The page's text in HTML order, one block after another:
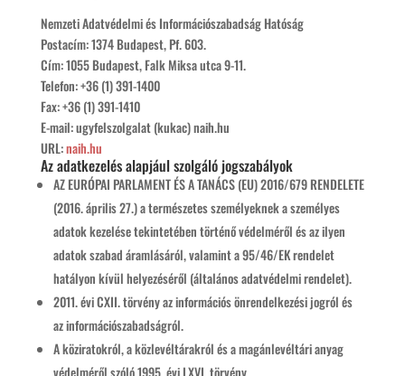
Nemzeti Adatvédelmi és Információszabadság Hatóság
Postacím: 1374 Budapest, Pf. 603.
Cím: 1055 Budapest, Falk Miksa utca 9-11.
Telefon: +36 (1) 391-1400
Fax: +36 (1) 391-1410
E-mail: ugyfelszolgalat (kukac) naih.hu
URL:naih.hu
Az adatkezelés alapjául szolgáló jogszabályok
AZ EURÓPAI PARLAMENT ÉS A TANÁCS (EU) 2016/679 RENDELETE
(2016. április 27.) a természetes személyeknek a személyes
adatok kezelése tekintetében történő védelméről és az ilyen
adatok szabad áramlásáról, valamint a 95/46/EK rendelet
hatályon kívül helyezéséről (általános adatvédelmi rendelet).
2011. évi CXII. törvény az információs önrendelkezési jogról és
az információszabadságról.
A köziratokról, a közlevéltárakról és a magánlevéltári anyag
védelméről szóló 1995. évi LXVI. törvény.